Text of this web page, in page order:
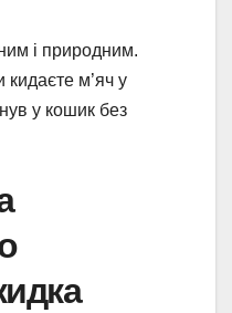
і природним.
м’яч у
у кошик без